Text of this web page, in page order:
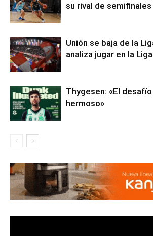
su rival de semifinales
Unión se baja de la
analiza jugar en la
Thygesen: «El
hermoso»